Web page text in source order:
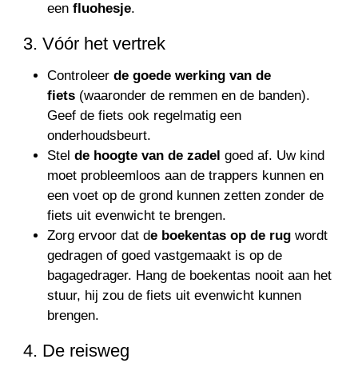
eenfluohesje.
3. Vóór het vertrek
Controleer de goede werking van de
fiets (waaronder de remmen en de banden).
Geef de fiets ook regelmatig een
onderhoudsbeurt.
Stelde hoogte van de zadel goed af. Uw kind
moet probleemloos aan de trappers kunnen en
een voet op de grond kunnen zetten zonder de
fiets uit evenwicht te brengen.
Zorg ervoor dat de boekentas op de rug wordt
gedragen of goed vastgemaakt is op de
bagagedrager. Hang de boekentas nooit aan het
stuur, hij zou de fiets uit evenwicht kunnen
brengen.
4. De reisweg